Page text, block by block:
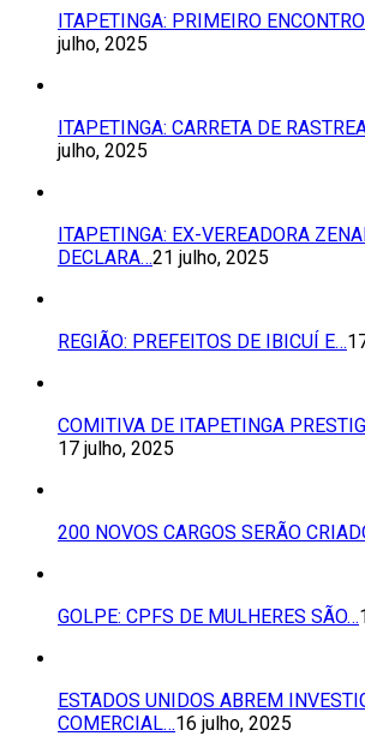
ITAPETINGA: PRIMEIRO
julho, 2025
ITAPETINGA: CARRETA DE
julho, 2025
ITAPETINGA: EX-VEREADORA
DECLARA…21 julho, 2025
REGIÃO: PREFEITOS DE IBICUÍ E…
COMITIVA DE ITAPETINGA
17 julho, 2025
200 NOVOS CARGOS SERÃO
GOLPE: CPFS DE MULHERES SÃO…
ESTADOS UNIDOS ABREM
COMERCIAL…16 julho, 2025